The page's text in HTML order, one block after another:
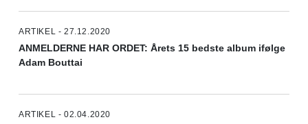
ARTIKEL - 27.12.2020
ANMELDERNE HAR ORDET: Årets 15 bedste album ifølge
Adam Bouttai
ARTIKEL - 02.04.2020